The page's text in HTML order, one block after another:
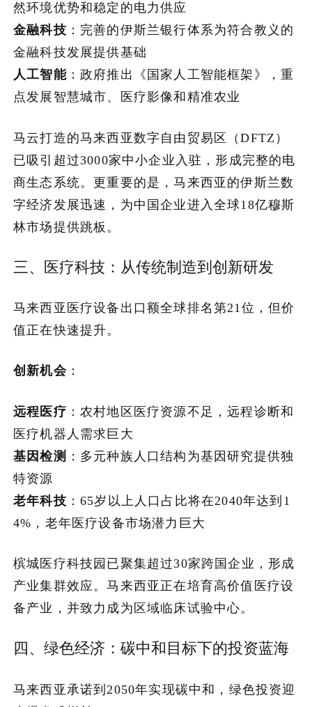
然环境优势和稳定的电力供应
金融科技 ：完善的伊斯兰银行体系为符合教义的
金融科技发展提供基础
人工智能：政府推出《国家人工智能框架》，重
点发展智慧城市、医疗影像和精准农业
马云打造的马来西亚数字自由贸易区（DFTZ）
已吸引超过3000家中小企业入驻，形成完整的电
商生态系统。更重要的是，马来西亚的伊斯兰数
字经济发展迅速，为中国企业进入全球18亿穆斯
林市场提供跳板。
三、医疗科技：从传统制造到创新研发
马来西亚医疗设备出口额全球排名第21位，但价
值正在快速提升。
创新机会：
远程医疗 ：农村地区医疗资源不足，远程诊断和
医疗机器人需求巨大
基因检测 ：多元种族人口结构为基因研究提供独
特资源
老年科技 ：65岁以上人口占比将在2040年达到1
4%，老年医疗设备市场潜力巨大
槟城医疗科技园已聚集超过30家跨国企业，形成
产业集群效应。马来西亚正在培育高价值医疗设
备产业，并致力成为区域临床试验中心。
四、绿色经济：碳中和目标下的投资蓝海
马来西亚承诺到2050年实现碳中和，绿色投资迎